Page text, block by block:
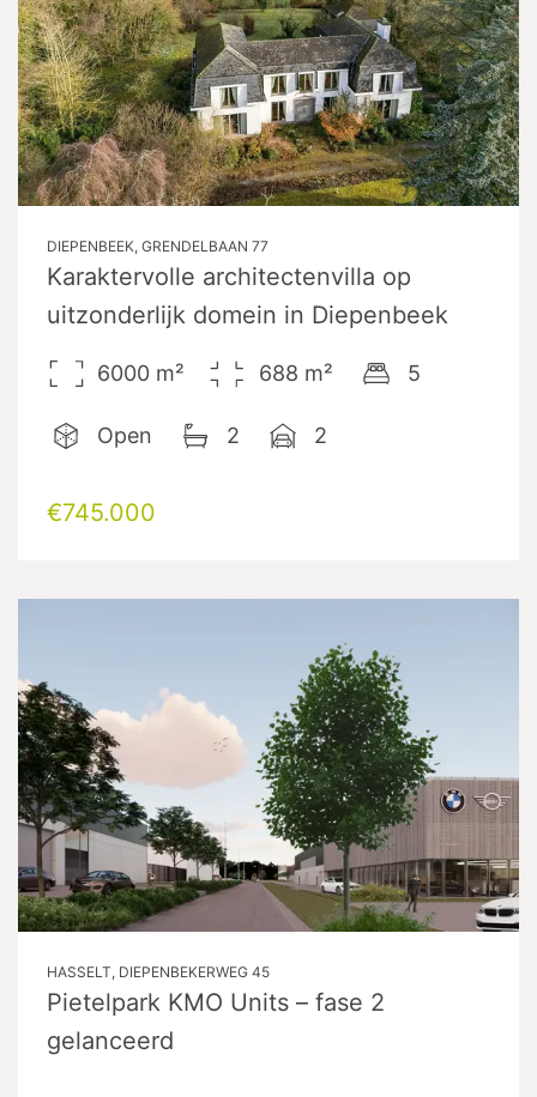
DIEPENBEEK, GRENDELBAAN 77
Karaktervolle architectenvilla op
uitzonderlijk domein in Diepenbeek
6000 m² 688 m² 5
Open 2 2
€745.000
HASSELT, DIEPENBEKERWEG 45
Pietelpark KMO Units – fase 2
gelanceerd